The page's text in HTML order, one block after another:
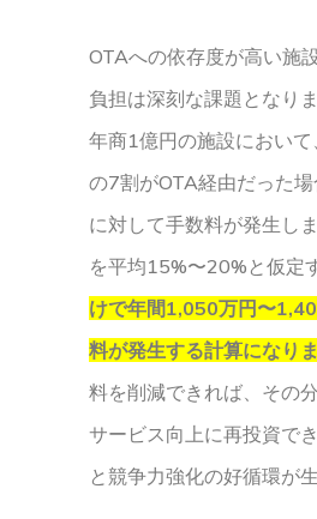
OTAへの依存度が高い施
負担は深刻な課題となり
年商1億円の施設におい
の7割がOTA経由だった
に対して手数料が発生し
を平均15%〜20%と仮定
けで年間1,050万円〜
料が発生する計算になり
料を削減できれば、その
サービス向上に再投資で
と競争力強化の好循環が